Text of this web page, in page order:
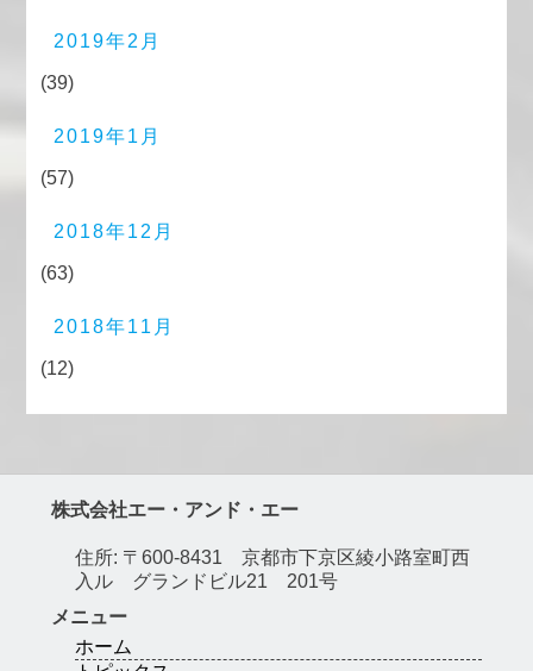
2019年2月
(39)
2019年1月
(57)
2018年12月
(63)
2018年11月
(12)
株式会社エー・アンド・エー
住所: 〒600-8431 京都市下京区綾小路室町西
入ル グランドビル21 201号
メニュー
ホーム